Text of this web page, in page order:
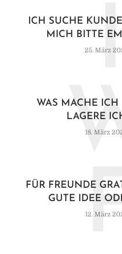
ICH SUCHE
MICH BITTE
25. März
WAS MACHE ICH
LAGERE
18. März
FÜR FREUNDE
GUTE IDEE
12. März